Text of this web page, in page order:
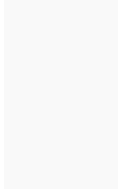
Il concerto si è concluso con
una volta Micah ha scelto di
ultimo omaggio alla sua
risuonato come un canto
addio a un’epoca della sua
saputo toccare corde
, un classico